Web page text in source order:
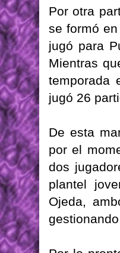
Por otra
se formó
jugó para
Mientras
temporada
jugó 26
De esta
por el
dos
plantel
Ojeda,